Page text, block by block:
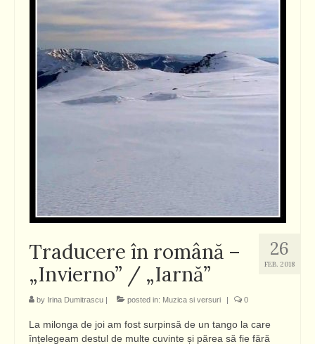
26
FEB. 2018
Traducere în română –
„Invierno” / „Iarnă”
by Irina Dumitrascu | posted in: Muzica si versuri | 0
La milonga de joi am fost surpinsă de un tango la care
înțelegeam destul de multe cuvinte și părea să fie fără